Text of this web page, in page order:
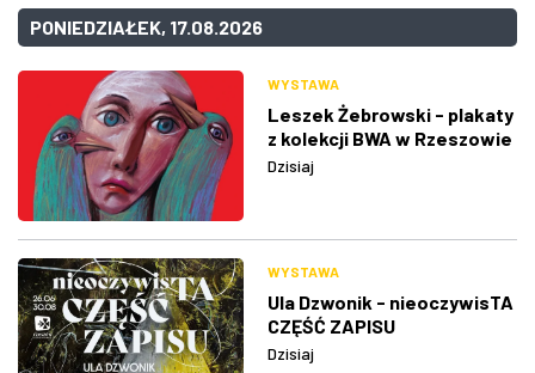
PONIEDZIAŁEK, 17.08.2026
WYSTAWA
Leszek Żebrowski - plakaty
z kolekcji BWA w Rzeszowie
Dzisiaj
WYSTAWA
Ula Dzwonik - nieoczywisTA
CZĘŚĆ ZAPISU
Dzisiaj